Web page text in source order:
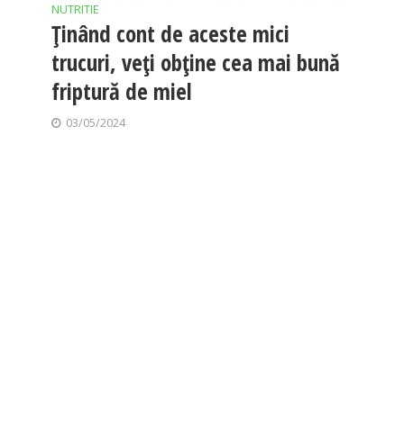
NUTRITIE
Ținând cont de aceste mici
trucuri, veți obține cea mai bună
friptură de miel
03/05/2024